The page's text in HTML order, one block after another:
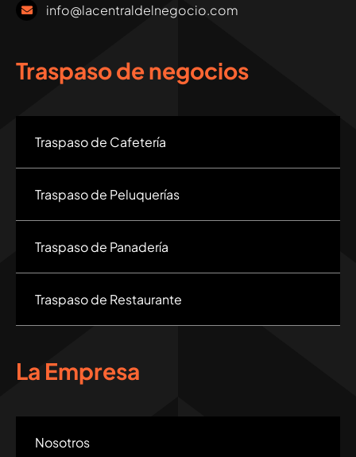
info@lacentraldelnegocio.com
Traspaso de negocios
Traspaso de Cafetería
Traspaso de Peluquerías
Traspaso de Panadería
Traspaso de Restaurante
La Empresa
Nosotros